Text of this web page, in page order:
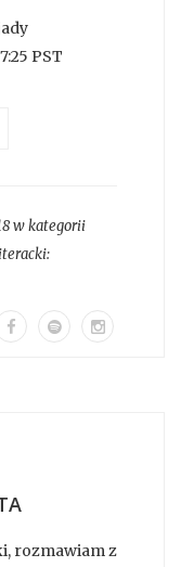
PST
w kategorii
rozmawiam z